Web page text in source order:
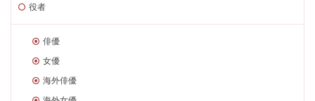
役者
俳優
女優
海外俳優